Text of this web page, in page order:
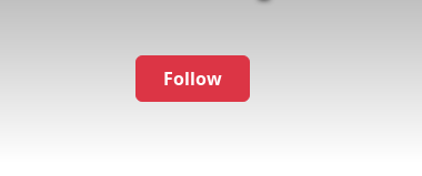
Follow